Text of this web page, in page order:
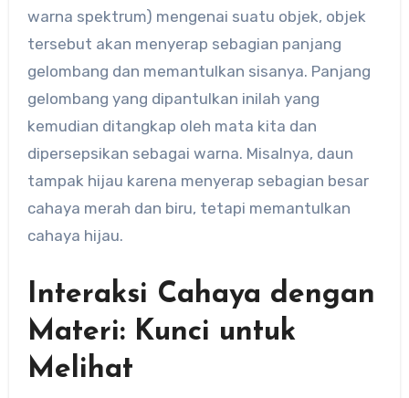
warna spektrum) mengenai suatu objek, objek
tersebut akan menyerap sebagian panjang
gelombang dan memantulkan sisanya. Panjang
gelombang yang dipantulkan inilah yang
kemudian ditangkap oleh mata kita dan
dipersepsikan sebagai warna. Misalnya, daun
tampak hijau karena menyerap sebagian besar
cahaya merah dan biru, tetapi memantulkan
cahaya hijau.
Interaksi Cahaya dengan
Materi: Kunci untuk
Melihat